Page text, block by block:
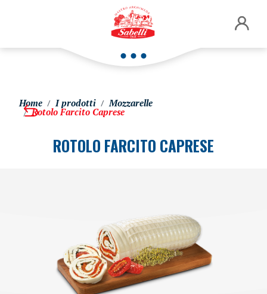
Home I prodotti Mozzarelle
Rotolo Farcito Caprese
ROTOLO FARCITO CAPRESE